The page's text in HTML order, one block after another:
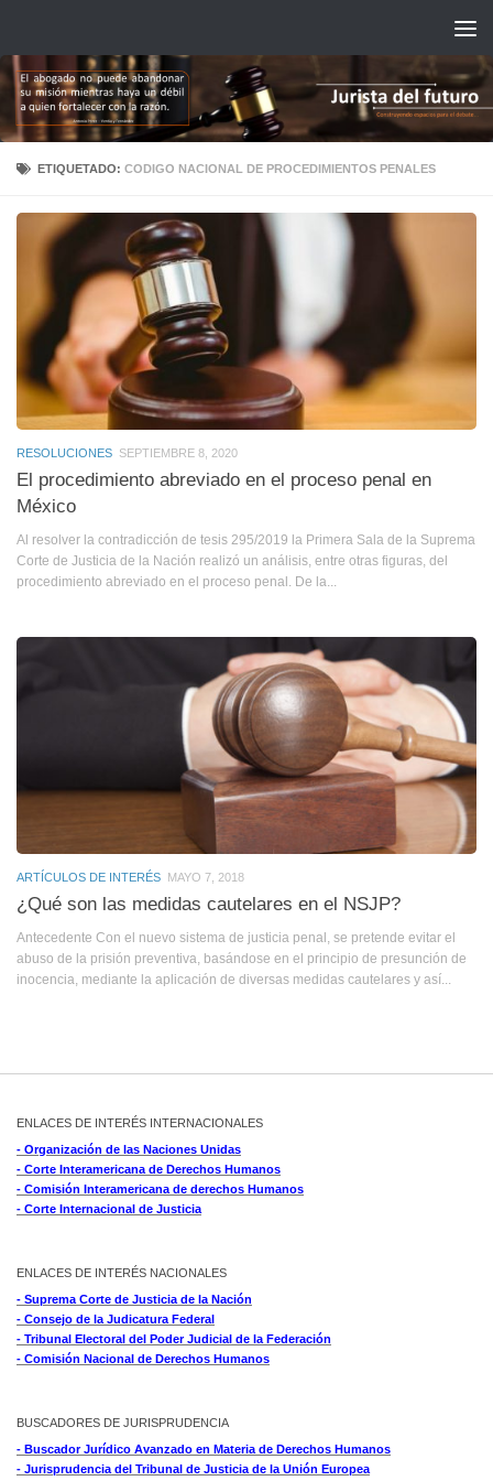
ETIQUETADO: CODIGO NACIONAL DE PROCEDIMIENTOS PENALES
RESOLUCIONES SEPTIEMBRE 8, 2020
El procedimiento abreviado en el proceso penal en
México
Al resolver la contradicción de tesis 295/2019 la Primera Sala de la Suprema
Corte de Justicia de la Nación realizó un análisis, entre otras figuras, del
procedimiento abreviado en el proceso penal. De la...
ARTÍCULOS DE INTERÉS MAYO 7, 2018
¿Qué son las medidas cautelares en el NSJP?
Antecedente Con el nuevo sistema de justicia penal, se pretende evitar el
abuso de la prisión preventiva, basándose en el principio de presunción de
inocencia, mediante la aplicación de diversas medidas cautelares y así...
ENLACES DE INTERÉS INTERNACIONALES
- Organización de las Naciones Unidas
- Corte Interamericana de Derechos Humanos
- Comisión Interamericana de derechos Humanos
- Corte Internacional de Justicia
ENLACES DE INTERÉS NACIONALES
- Suprema Corte de Justicia de la Nación
- Consejo de la Judicatura Federal
- Tribunal Electoral del Poder Judicial de la Federación
- Comisión Nacional de Derechos Humanos
BUSCADORES DE JURISPRUDENCIA
- Buscador Jurídico Avanzado en Materia de Derechos Humanos
- Jurisprudencia del Tribunal de Justicia de la Unión Europea